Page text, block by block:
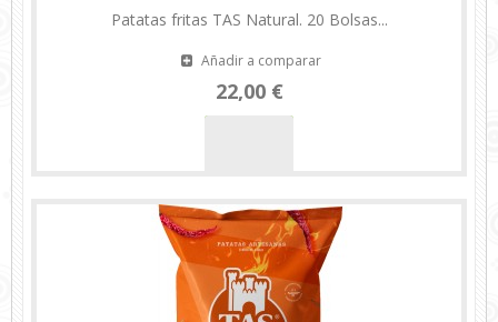
Patatas fritas TAS Natural. 20 Bolsas...
Añadir a comparar
22,00 €